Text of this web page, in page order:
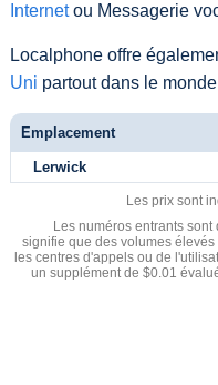
Internetou Messagerie
Localphone offre
Uni partout dans le
Emplacement
Lerwick
Les prix sont
Les numéros entrants
signifie que des volumes
les centres d'appels ou de
un supplément de $0.01